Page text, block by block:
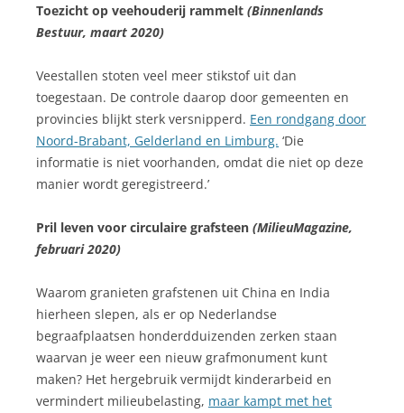
Toezicht op veehouderij rammelt (Binnenlands
Bestuur, maart 2020)
Veestallen stoten veel meer stikstof uit dan
toegestaan. De controle daarop door gemeenten en
provincies blijkt sterk versnipperd. Een rondgang door
Noord-Brabant, Gelderland en Limburg. ‘Die
informatie is niet voorhanden, omdat die niet op deze
manier wordt geregistreerd.’
Pril leven voor circulaire grafsteen (MilieuMagazine,
februari 2020)
Waarom granieten grafstenen uit China en India
hierheen slepen, als er op Nederlandse
begraafplaatsen honderdduizenden zerken staan
waarvan je weer een nieuw grafmonument kunt
maken? Het hergebruik vermijdt kinderarbeid en
vermindert milieubelasting, maar kampt met het